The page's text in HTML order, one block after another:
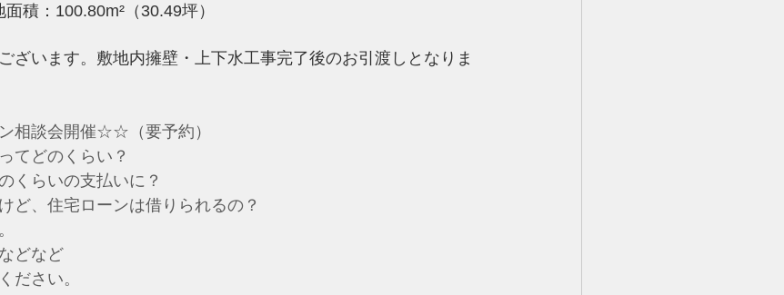
積：100.80m²（30.49坪）
ざいます。敷地内擁壁・上下水工事完了後のお引渡しとなりま
相談会開催☆☆（要予約）
てどのくらい？
くらいの支払いに？
ど、住宅ローンは借りられるの？
どなど
ださい。